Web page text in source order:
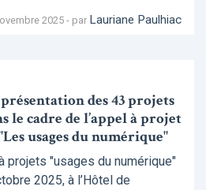
2025 - par Lauriane Paulhiac
des 43 projets
le cadre de l’appel à projet
usages du numérique"
projets "usages du numérique"
2025, à l’Hôtel de